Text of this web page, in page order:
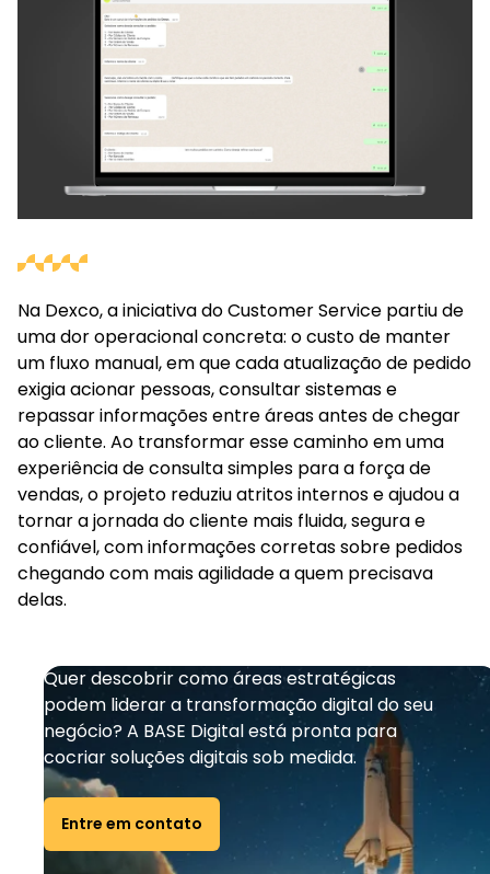
Na Dexco, a iniciativa do Customer Service partiu de
uma dor operacional concreta: o custo de manter
um fluxo manual, em que cada atualização de pedido
exigia acionar pessoas, consultar sistemas e
repassar informações entre áreas antes de chegar
ao cliente. Ao transformar esse caminho em uma
experiência de consulta simples para a força de
vendas, o projeto reduziu atritos internos e ajudou a
tornar a jornada do cliente mais fluida, segura e
confiável, com informações corretas sobre pedidos
chegando com mais agilidade a quem precisava
delas.
Quer descobrir como áreas estratégicas
podem liderar a transformação digital do seu
negócio? A BASE Digital está pronta para
cocriar soluções digitais sob medida.
Entre em contato